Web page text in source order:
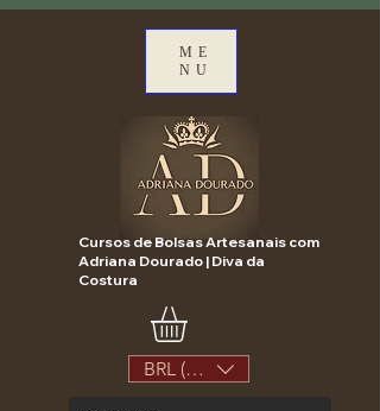
ME
NU
Cursos de Bolsas Artesanais com
Adriana Dourado | Diva da
Costura
BRL (R$)